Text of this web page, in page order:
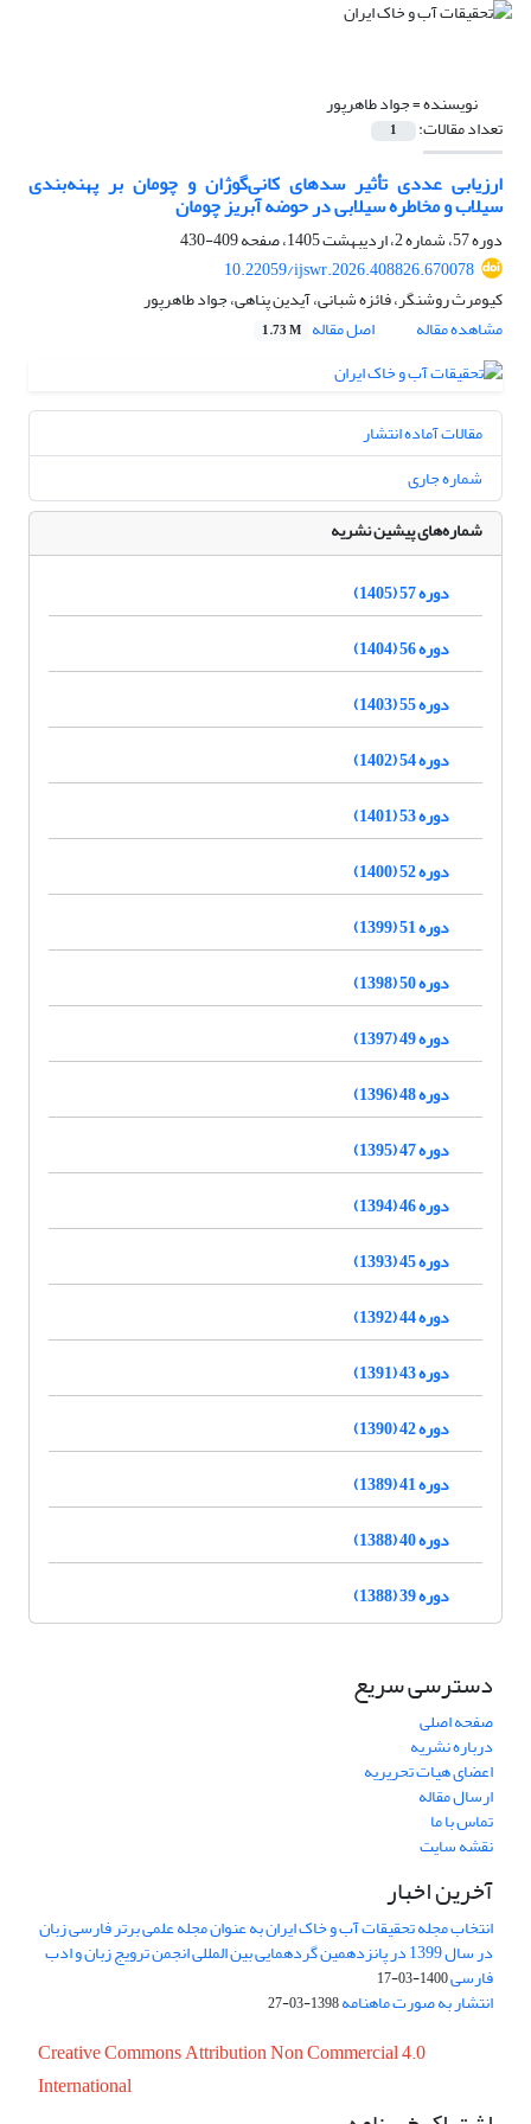
نویسنده =جواد طاهرپور
تعداد مقالات: 1
ارزیابی عددی تأثیر سدهای کانی‌گوژان و چومان بر پهنه‌بندی
سیلاب و مخاطره سیلابی در حوضه آبریز چومان
دوره 57، شماره 2، اردیبهشت 1405، صفحه
409-430
10.22059/ijswr.2026.408826.670078
کیومرث روشنگر، فائزه شبانی، آیدین پناهی، جواد طاهرپور
مشاهده مقاله
اصل مقاله 1.73 M
مقالات آماده انتشار
شماره جاری
شماره‌های پیشین نشریه
دوره 57 (1405)
دوره 56 (1404)
دوره 55 (1403)
دوره 54 (1402)
دوره 53 (1401)
دوره 52 (1400)
دوره 51 (1399)
دوره 50 (1398)
دوره 49 (1397)
دوره 48 (1396)
دوره 47 (1395)
دوره 46 (1394)
دوره 45 (1393)
دوره 44 (1392)
دوره 43 (1391)
دوره 42 (1390)
دوره 41 (1389)
دوره 40 (1388)
دوره 39 (1388)
دسترسی سریع
صفحه اصلی
درباره نشریه
اعضای هیات تحریریه
ارسال مقاله
تماس با ما
نقشه سایت
آخرین اخبار
انتخاب مجله تحقیقات آب و خاک ایران به عنوان مجله علمی برتر فارسی زبان
در سال 1399 در پانزدهمین گردهمایی بین المللی انجمن ترویج زبان و ادب
فارسی1400-03-17
انتشار به صورت ماهنامه1398-03-27
Creative Commons Attribution Non Commercial 4.0
International